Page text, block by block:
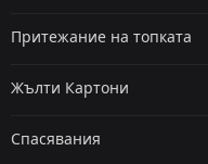
Притежание на топката
Жълти Картони
Спасявания